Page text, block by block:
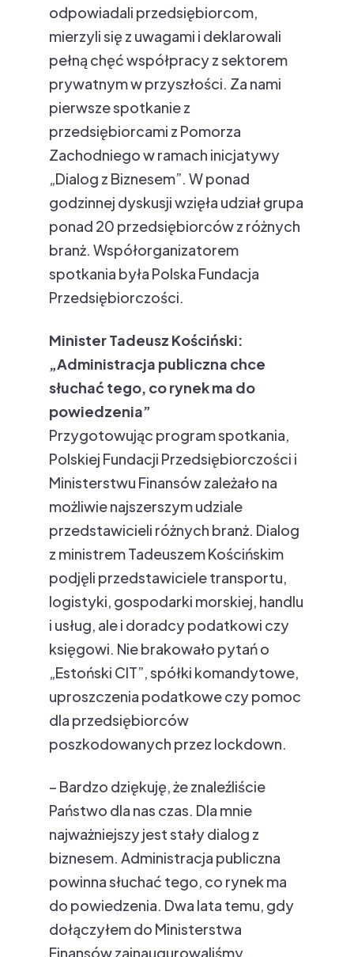
odpowiadali przedsiębiorcom,
mierzyli się z uwagami i deklarowali
pełną chęć współpracy z sektorem
prywatnym w przyszłości. Za nami
pierwsze spotkanie z
przedsiębiorcami z Pomorza
Zachodniego w ramach inicjatywy
„Dialog z Biznesem”. W ponad
godzinnej dyskusji wzięła udział grupa
ponad 20 przedsiębiorców z różnych
branż. Współorganizatorem
spotkania była Polska Fundacja
Przedsiębiorczości.
Minister Tadeusz Kościński:
„Administracja publiczna chce
słuchać tego, co rynek ma do
powiedzenia”
Przygotowując program spotkania,
Polskiej Fundacji Przedsiębiorczości i
Ministerstwu Finansów zależało na
możliwie najszerszym udziale
przedstawicieli różnych branż. Dialog
z ministrem Tadeuszem Kościńskim
podjęli przedstawiciele transportu,
logistyki, gospodarki morskiej, handlu
i usług, ale i doradcy podatkowi czy
księgowi. Nie brakowało pytań o
„Estoński CIT”, spółki komandytowe,
uproszczenia podatkowe czy pomoc
dla przedsiębiorców
poszkodowanych przez lockdown.
– Bardzo dziękuję, że znaleźliście
Państwo dla nas czas. Dla mnie
najważniejszy jest stały dialog z
biznesem. Administracja publiczna
powinna słuchać tego, co rynek ma
do powiedzenia. Dwa lata temu, gdy
dołączyłem do Ministerstwa
Finansów zainaugurowaliśmy